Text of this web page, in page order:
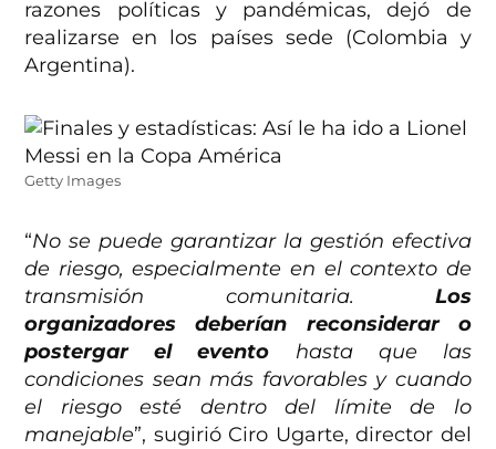
razones políticas y pandémicas, dejó de
realizarse en los países sede (Colombia y
Argentina).
Getty Images
“No se puede garantizar la gestión efectiva
de riesgo, especialmente en el contexto de
transmisión comunitaria. Los
organizadores deberían reconsiderar o
postergar el evento hasta que las
condiciones sean más favorables y cuando
el riesgo esté dentro del límite de lo
manejable”, sugirió Ciro Ugarte, director del